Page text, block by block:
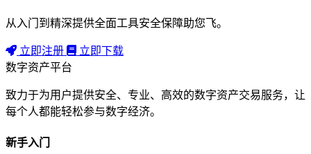
从入门到精深提供全面工具安全保障助您飞。
立即注册
立即下载
数字资产平台
致力于为用户提供安全、专业、高效的数字资产交易服务，让
每个人都能轻松参与数字经济。
新手入门